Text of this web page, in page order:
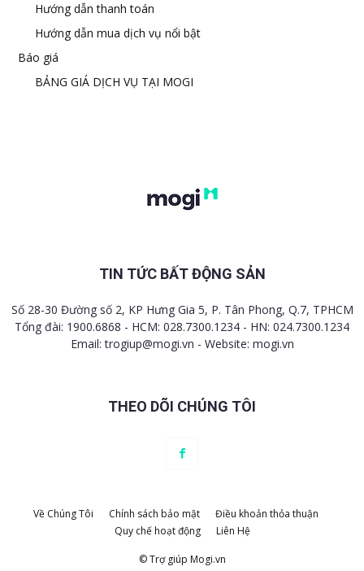
Hướng dẫn thanh toán
Hướng dẫn mua dịch vụ nổi bật
Báo giá
BẢNG GIÁ DỊCH VỤ TẠI MOGI
TIN TỨC BẤT ĐỘNG SẢN
Số 28-30 Đường số 2, KP Hưng Gia 5, P. Tân Phong, Q.7, TPHCM
Tổng đài: 1900.6868 - HCM: 028.7300.1234 - HN: 024.7300.1234
Email:trogiup@mogi.vn - Website: mogi.vn
THEO DÕI CHÚNG TÔI
Về Chúng Tôi Chính sách bảo mật
Điều khoản thỏa thuận
Quy chế hoạt động
Liên Hệ
© Trợ giúp Mogi.vn